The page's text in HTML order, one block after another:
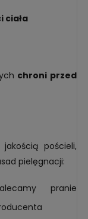
ciała
chroni przed
pościeli,
pielęgnacji:
pranie